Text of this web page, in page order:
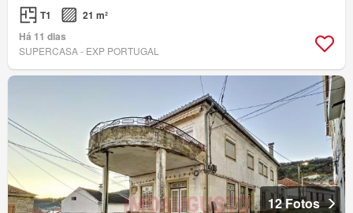
T1
21 m²
Há 11 dias
SUPERCASA - EXP PORTUGAL
12 Fotos